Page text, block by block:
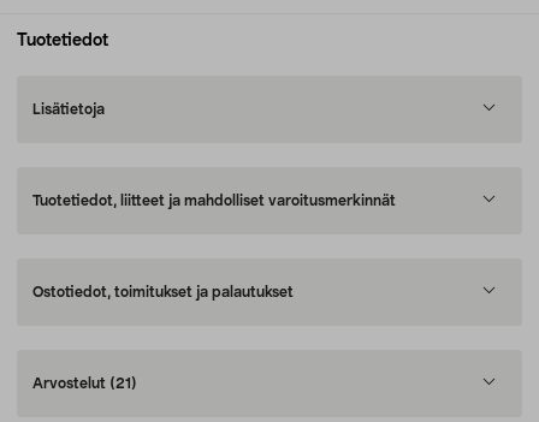
Tuotetiedot
Lisätietoja
Tuotetiedot, liitteet ja mahdolliset varoitusmerkinnät
Ostotiedot, toimitukset ja palautukset
Arvostelut (21)